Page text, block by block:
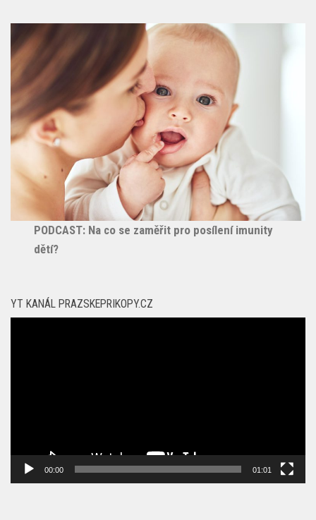
PODCAST: Na co se zaměřit pro posílení imunity
dětí?
YT KANÁL PRAZSKEPRIKOPY.CZ
00:00 01:01